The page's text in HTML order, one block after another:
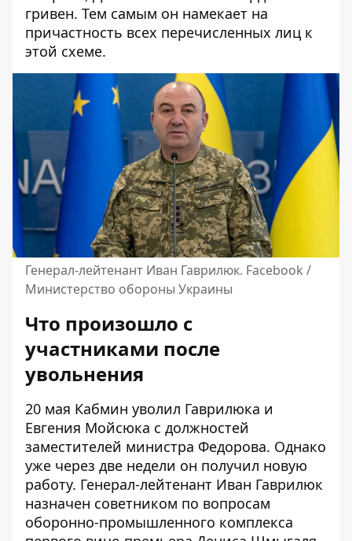
гривен. Тем самым он намекает на
причастность всех перечисленных лиц к
этой схеме.
Генерал-лейтенант Иван Гаврилюк. Facebook /
Министерство обороны Украины
Что произошло с
участниками после
увольнения
20 мая Кабмин уволил Гаврилюка и
Евгения Мойсюка с должностей
заместителей министра Федорова. Однако
уже через две недели он получил новую
работу. Генерал-лейтенант Иван Гаврилюк
назначен советником по вопросам
оборонно-промышленного комплекса